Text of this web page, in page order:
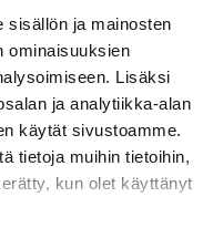
sisällön ja mainosten
ominaisuuksien
Lisäksi
ja analytiikka-alan
käytät sivustoamme.
tietoja muihin tietoihin,
kun olet käyttänyt